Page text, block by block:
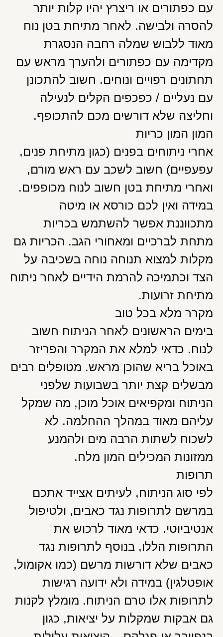
עם כפתורים או ריצרץ יהיו קלות יותר
להסרה ולבישה. לאחר מתיחת בטן נוח
מאוד ללבוש שמלה רחבה הנסגרת
מקדימה עם כפתורים ולהערך מראש עם
תחתונים רפויים ונוחים. חשוב להתכונן
עם נעליים / כפכפים הקלים לנעילה
וחליצה שלא דורשים מכם להתכופף.
המון המון כריות
אחרי ניתוחים בפנים (כגון מתיחת פנים,
עפעפיים) חשוב לשכב עם ראש מורם,
ואחרי מתיחת בטן חשוב לנוח מכופפים.
במידה ואין לכם כורסא או מיטה
מתכווננת אפשר להשתמש בכריות
מתחת לברכיים ומאחורי הגב. הכריות גם
מקלות למצוא תנוחה נוחה בשכיבה על
הצד וכתמיכה להרמת הידיים לאחר ניתוח
מתיחת זרועות.
מקרר מלא בכל טוב
בימים הראשונים לאחר הניתוח חשוב
לנוח. כדאי למלא את המקרר והפריזר
באוכל בריא שהוכן מראש. מטופלים רבים
מבשלים קצת יותר בשבועות שלפני
הניתוח ומקפיאים אוכל מוכן, מה שמקל
עליהם מאוד במהלך ההחלמה. לא
לשכוח לשתות הרבה מים ולהמנע
ממזונות המכילים המון מלח.
תרופות
לפי סוג הניתוח, לעיתים אצייד אתכם
במרשם לתרופות נגד כאבים, ולטיפול
אנטיביוטי. כדאי מאוד לרכוש את
התרופות הללו, בנוסף לתרופות נגד
כאבים שלא דורשות מרשם (כמו אקומול,
אופטלגין) במידה ולא ידועה רגישות
לתרופות אלו טרם הניתוח. מומלץ לקנות
גם אבקות שמקלות על יציאות, כגון